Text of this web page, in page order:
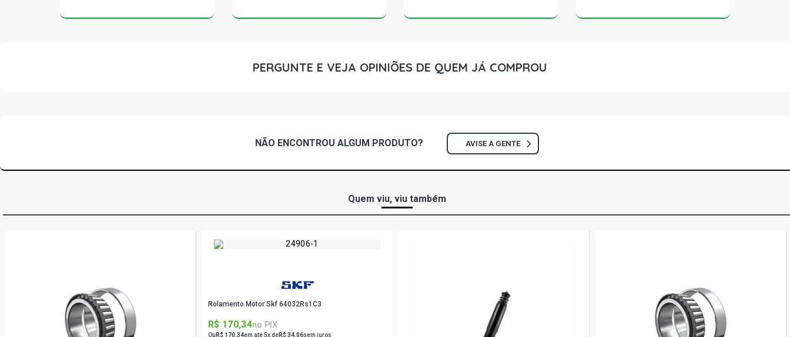
DIESEL (2006 - 2008) EIXO DIANTEIRO, RODA
INTERNA
SPRINTER 15 LUGARES VAN 2.2 16V OM611LA
SPRINTER 310 9 LUGARES LUXO VAN 2.5 8V
OM014A DIESEL (1997 - 1999) EIXO DIANTEIRO,
RODA INTERNA
PERGUNTE E VEJA OPINIÕES DE QUEM JÁ COMPROU
NÃO ENCONTROU ALGUM PRODUTO? AVISE A GENTE
Quem viu, viu também
Rolamento Motor Skf 64032Rs1C3
R$ 170,34no PIX
Ou R$ 170,34em até 5x deR$ 34,06sem juros